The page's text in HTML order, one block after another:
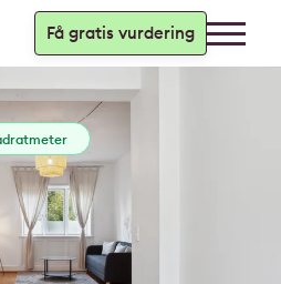
Få gratis vurdering